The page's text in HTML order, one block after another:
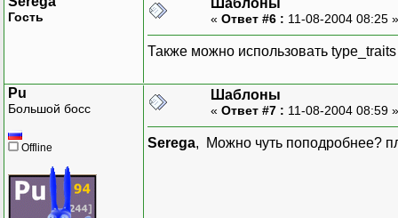
Гость « Ответ #6 : 11-08-2004 08:25
Также можно использовать type_traits
Pu
Большой босс
Offline
Шаблоны
« Ответ #7 : 11-08-2004 08:59
Serega, Можно чуть поподробнее?